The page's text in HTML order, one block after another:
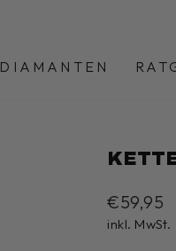
DIAMANTEN
Normaler
Preis
€59,95
inkl. MwSt.